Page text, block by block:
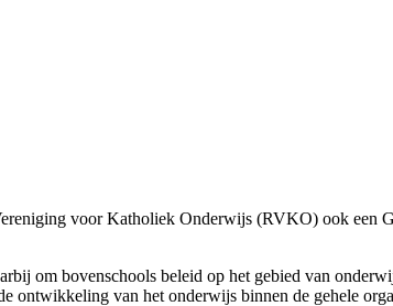
voor Katholiek Onderwijs (RVKO) ook een
om bovenschools beleid op het gebied van
ontwikkeling van het onderwijs binnen de gehele